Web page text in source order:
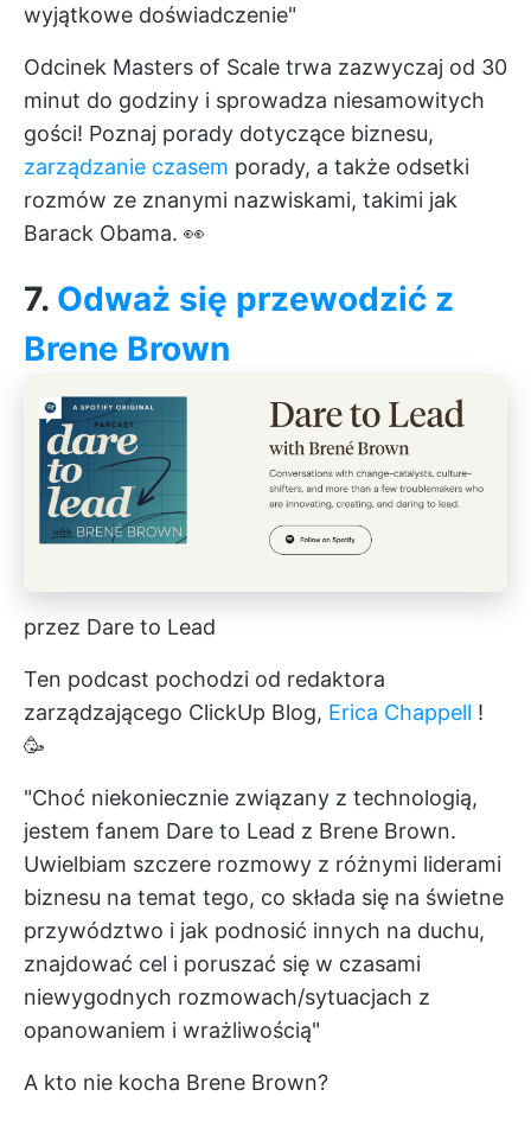
wyjątkowe doświadczenie"
Odcinek Masters of Scale trwa zazwyczaj od 30
minut do godziny i sprowadza niesamowitych
gości! Poznaj porady dotyczące biznesu,
zarządzanie czasem porady, a także odsetki
rozmów ze znanymi nazwiskami, takimi jak
Barack Obama. 👀
7. Odważ się przewodzić z
Brene Brown
przez Dare to Lead
Ten podcast pochodzi od redaktora
zarządzającego ClickUp Blog, Erica Chappell !
🥳
"Choć niekoniecznie związany z technologią,
jestem fanem Dare to Lead z Brene Brown.
Uwielbiam szczere rozmowy z różnymi liderami
biznesu na temat tego, co składa się na świetne
przywództwo i jak podnosić innych na duchu,
znajdować cel i poruszać się w czasami
niewygodnych rozmowach/sytuacjach z
opanowaniem i wrażliwością"
A kto nie kocha Brene Brown?